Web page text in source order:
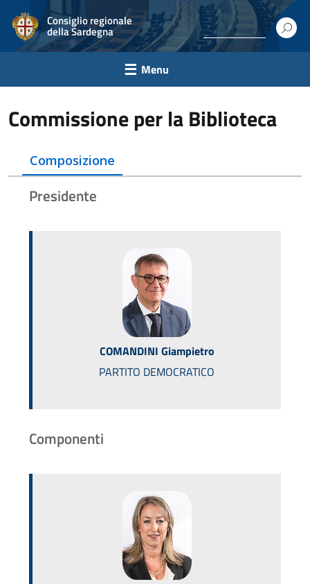
Consiglio regionale
della Sardegna
Menu
Commissione per la Biblioteca
Composizione
Presidente
COMANDINI Giampietro
PARTITO DEMOCRATICO
Componenti